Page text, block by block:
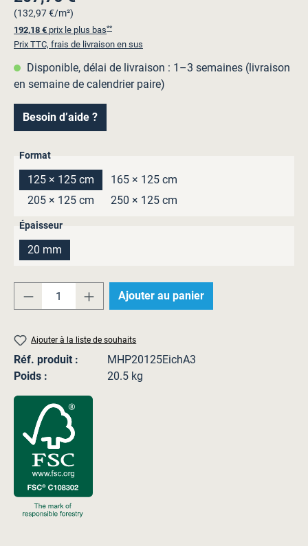
(132,97 €/m²)
192,18 € prix le plus bas**
Prix TTC, frais de livraison en sus
Disponible, délai de livraison : 1–3 semaines (livraison
en semaine de calendrier paire)
Besoin d’aide ?
Sélectionnez
Format
125 × 125 cm
165 × 125 cm
205 × 125 cm
250 × 125 cm
Sélectionnez
Épaisseur
20 mm
Quantité de produit : Entrez la quantité
Ajouter au panier
Ajouter à la liste de souhaits
Réf. produit :
MHP20125EichA3
Poids :
20.5 kg